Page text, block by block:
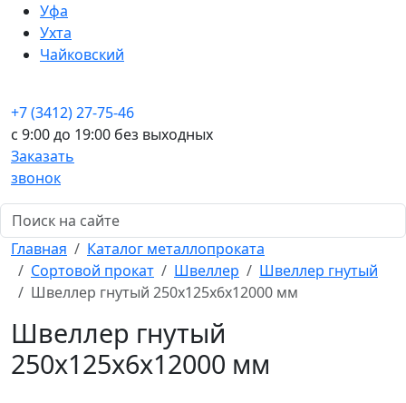
Уфа
Ухта
Чайковский
+7 (3412) 27-75-46
c 9:00 до 19:00 без выходных
Заказать
звонок
Главная
Каталог металлопроката
Сортовой прокат
Швеллер
Швеллер гнутый
Швеллер гнутый 250x125x6x12000 мм
Швеллер гнутый
250x125x6x12000 мм